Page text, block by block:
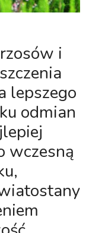
i
lepszego
odmian
wczesną